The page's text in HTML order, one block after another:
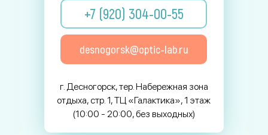
+7 (920) 304-00-55
desnogorsk@optic-lab.ru
г. Десногорск, тер. Набережная зона
отдыха, стр. 1, ТЦ «Галактика», 1 этаж
(10:00 - 20:00, без выходных)